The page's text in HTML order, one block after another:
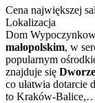
Cena największej
Lokalizacja
Dom
małopolskim, w
popularnym
znajduje się
co ułatwia dotarcie
to Kraków-